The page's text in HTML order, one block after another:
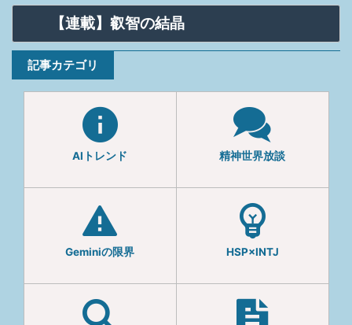
【連載】叡智の結晶
記事カテゴリ
AIトレンド 精神世界放談
Geminiの限界 HSP×INTJ